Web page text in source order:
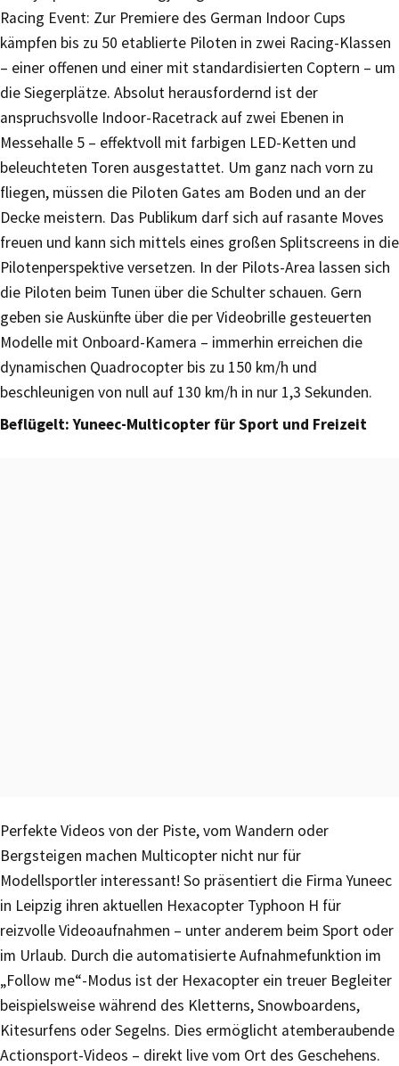
Racing Event: Zur Premiere des German Indoor Cups
kämpfen bis zu 50 etablierte Piloten in zwei Racing-Klassen
– einer offenen und einer mit standardisierten Coptern – um
die Siegerplätze. Absolut herausfordernd ist der
anspruchsvolle Indoor-Racetrack auf zwei Ebenen in
Messehalle 5 – effektvoll mit farbigen LED-Ketten und
beleuchteten Toren ausgestattet. Um ganz nach vorn zu
fliegen, müssen die Piloten Gates am Boden und an der
Decke meistern. Das Publikum darf sich auf rasante Moves
freuen und kann sich mittels eines großen Splitscreens in die
Pilotenperspektive versetzen. In der Pilots-Area lassen sich
die Piloten beim Tunen über die Schulter schauen. Gern
geben sie Auskünfte über die per Videobrille gesteuerten
Modelle mit Onboard-Kamera – immerhin erreichen die
dynamischen Quadrocopter bis zu 150 km/h und
beschleunigen von null auf 130 km/h in nur 1,3 Sekunden.
Beflügelt: Yuneec-Multicopter für Sport und Freizeit
Perfekte Videos von der Piste, vom Wandern oder
Bergsteigen machen Multicopter nicht nur für
Modellsportler interessant! So präsentiert die Firma Yuneec
in Leipzig ihren aktuellen Hexacopter Typhoon H für
reizvolle Videoaufnahmen – unter anderem beim Sport oder
im Urlaub. Durch die automatisierte Aufnahmefunktion im
„Follow me“-Modus ist der Hexacopter ein treuer Begleiter
beispielsweise während des Kletterns, Snowboardens,
Kitesurfens oder Segelns. Dies ermöglicht atemberaubende
Actionsport-Videos – direkt live vom Ort des Geschehens.